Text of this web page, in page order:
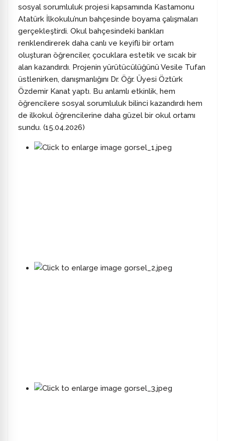
sosyal sorumluluk projesi kapsamında Kastamonu
Atatürk İlkokulu’nun bahçesinde boyama çalışmaları
gerçekleştirdi. Okul bahçesindeki bankları
renklendirerek daha canlı ve keyifli bir ortam
oluşturan öğrenciler, çocuklara estetik ve sıcak bir
alan kazandırdı. Projenin yürütücülüğünü Vesile Tufan
üstlenirken, danışmanlığını Dr. Öğr. Üyesi Öztürk
Özdemir Kanat yaptı. Bu anlamlı etkinlik, hem
öğrencilere sosyal sorumluluk bilinci kazandırdı hem
de ilkokul öğrencilerine daha güzel bir okul ortamı
sundu. (15.04.2026)